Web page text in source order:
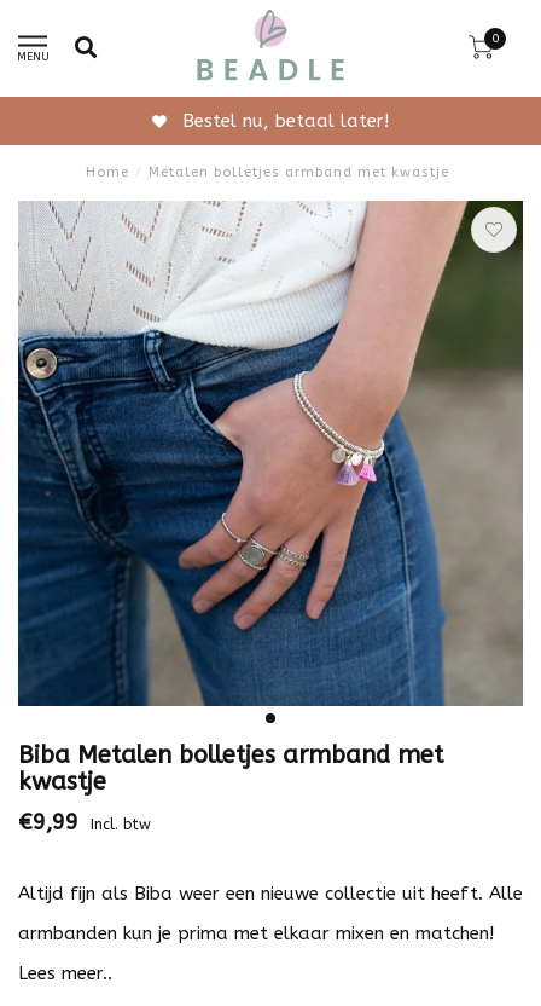
MENU
0
Gratis verzending vanaf 50,-
Home / Metalen bolletjes armband met kwastje
Biba Metalen bolletjes armband met
kwastje
€9,99 Incl. btw
Altijd fijn als Biba weer een nieuwe collectie uit heeft. Alle
armbanden kun je prima met elkaar mixen en matchen!
Lees meer..